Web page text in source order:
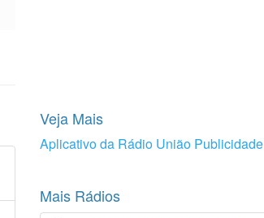
Veja Mais
Aplicativo da Rádio União Publicidade
Mais Rádios